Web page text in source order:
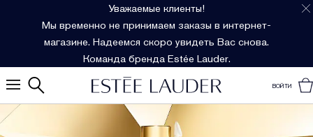
Уважаемые клиенты!
Мы временно не принимаем заказы в интернет-
магазине. Надеемся скоро увидеть Вас снова.
Команда бренда Estée Lauder.
ВОЙТИ